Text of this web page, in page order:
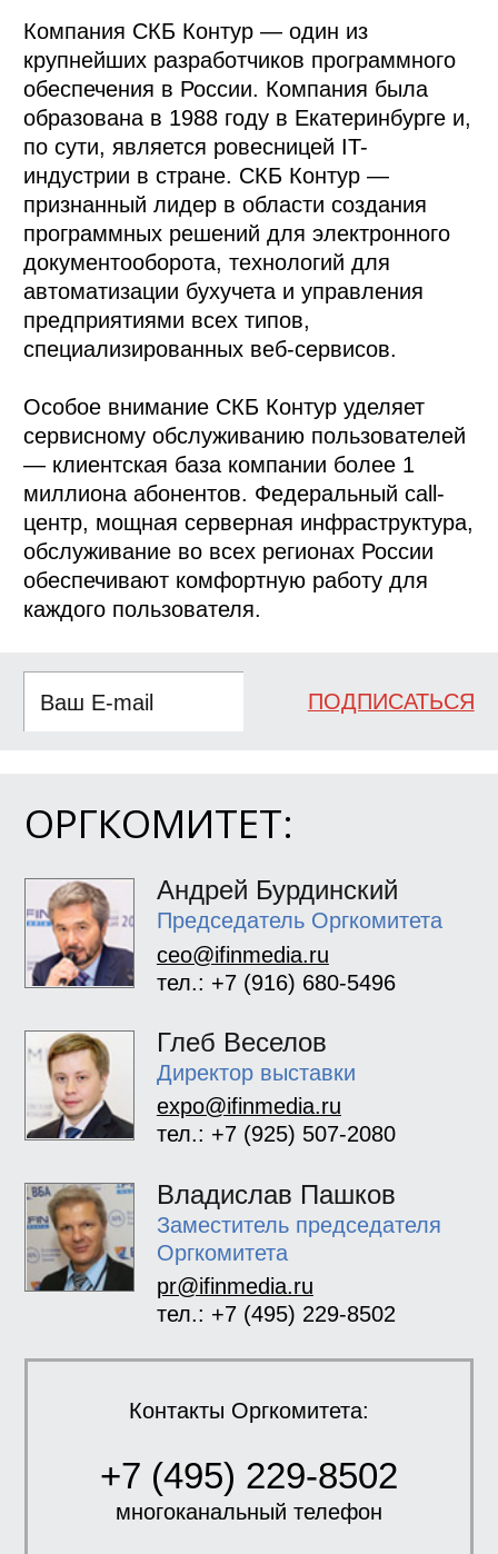
ОРГКОМИТЕТ:
Андрей Бурдинский
Председатель Оргкомитета
ceo@ifinmedia.ru
тел.: +7 (916) 680-5496
Глеб Веселов
Директор выставки
expo@ifinmedia.ru
тел.: +7 (925) 507-2080
Владислав Пашков
Заместитель председателя
Оргкомитета
pr@ifinmedia.ru
тел.: +7 (495) 229-8502
Контакты Оргкомитета:
+7 (495) 229-8502
многоканальный телефон
Компания СКБ Контур — один из
крупнейших разработчиков программного
обеспечения в России. Компания была
образована в 1988 году в Екатеринбурге и,
по сути, является ровесницей IT-
индустрии в стране. СКБ Контур —
признанный лидер в области создания
программных решений для электронного
документооборота, технологий для
автоматизации бухучета и управления
предприятиями всех типов,
специализированных веб-сервисов.
Особое внимание СКБ Контур уделяет
сервисному обслуживанию пользователей
— клиентская база компании более 1
миллиона абонентов. Федеральный call-
центр, мощная серверная инфраструктура,
обслуживание во всех регионах России
обеспечивают комфортную работу для
каждого пользователя.
ПОДПИСАТЬСЯ